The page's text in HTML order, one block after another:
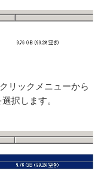
リックメニューから
選択します。